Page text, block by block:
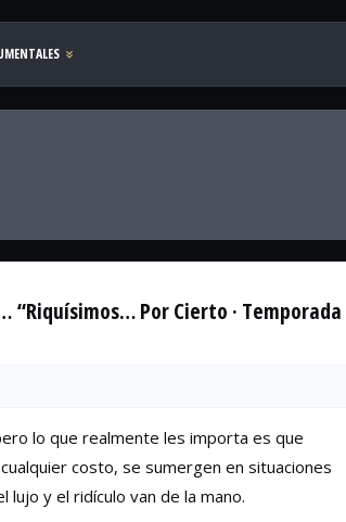
Por Cierto · Temporada
lo que realmente les importa es que
costo, se sumergen en situaciones
y el ridículo van de la mano.